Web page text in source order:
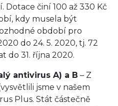
Dotace činí 100 až 330 Kč
kdy musela být
období pro
do 24. 5. 2020, tj. 72
do 31. října 2020.
antivirus A) a B – Z
jsme v našem
Plus. Stát částečně